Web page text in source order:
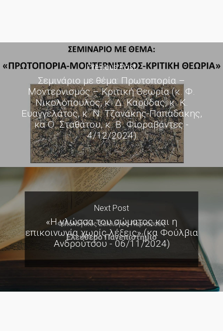
Previous Post
Σεμινάριο με θέμα: Πρωτοπορία –
Μοντερνισμός – Κριτική Θεωρία (κ. Φ.
Νικολόπουλος, κ. Δ. Καρύδας, κ. Κ.
Ευαγγελάτος, κ. Ν. Τζανάκης-Παπαδάκης,
κα Ο. Σταθάτου, κ. Β. Φιοραβάντες -
4/12/2024)
Next Post
«Η γλώσσα του σώματος και η
επικοινωνία χωρίς λέξεις» (κα Φούλβια
Ανδρούτσου - 06/11/2024)